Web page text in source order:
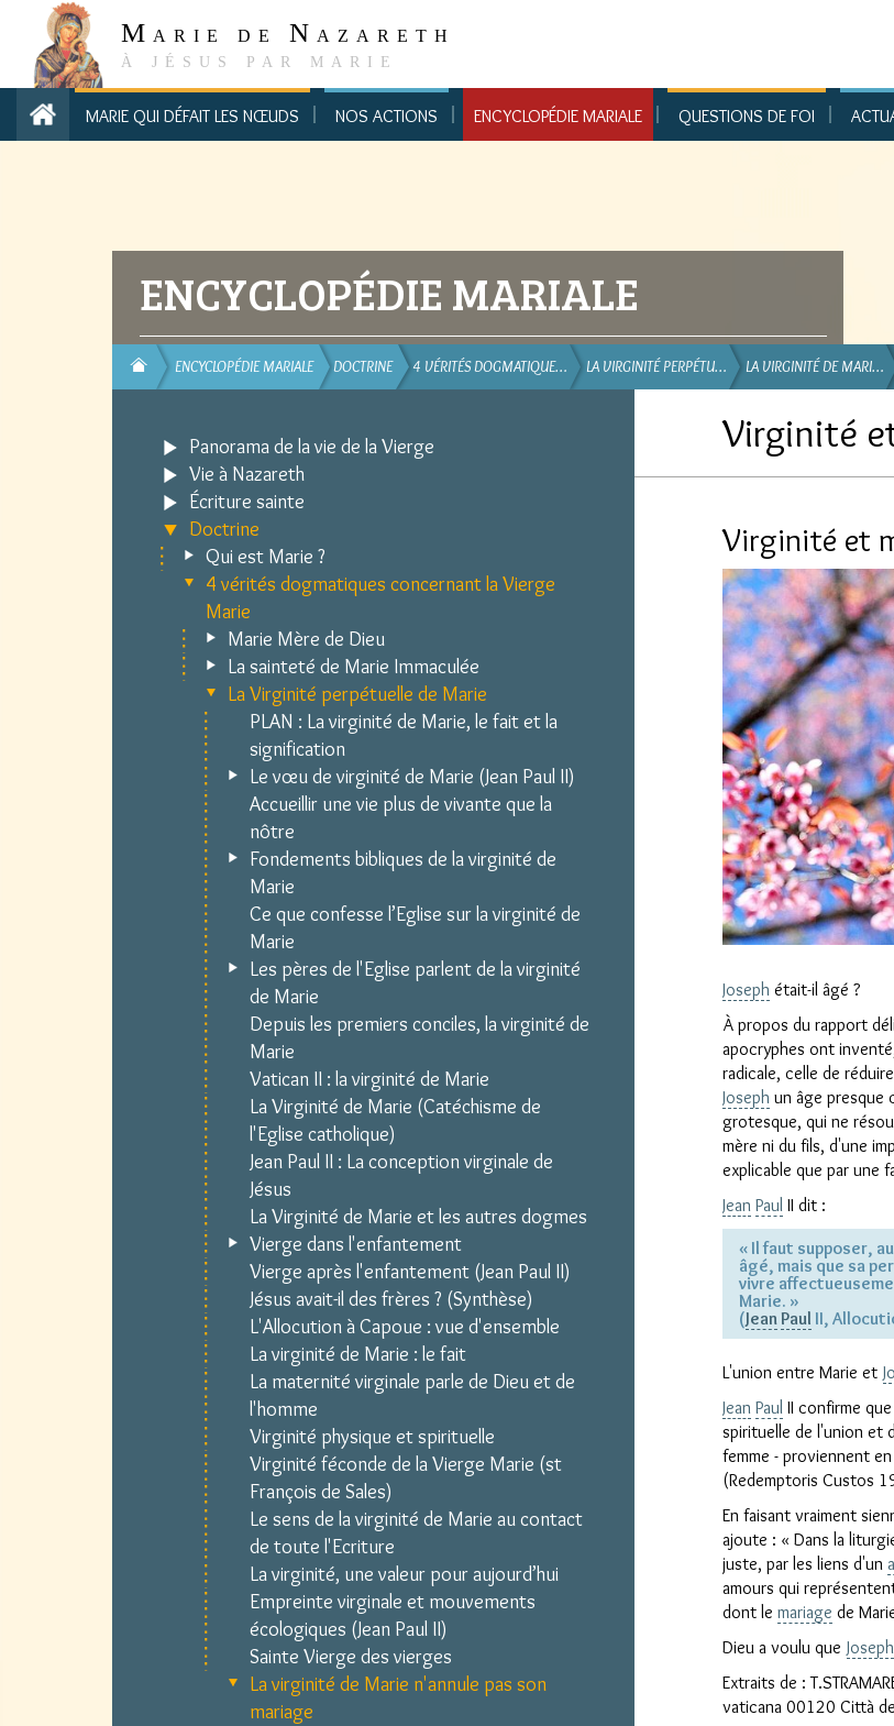
M ARIE DE N AZARETH
À JÉSUS PAR MARIE
MARIE QUI DÉFAIT LES NŒUDS NOS ACTIONS ENCYCLOPÉDIE MARIALE QUESTIONS DE FOI
ENCYCLOPÉDIE MARIALE
ENCYCLOPÉDIE MARIALE DOCTRINE 4 VÉRITÉS DOGMATIQUE… LA VIRGINITÉ PERPÉTU… LA VIRGINITÉ DE MARI…
Panorama de la vie de la Vierge
Vie à Nazareth
Écriture sainte
Doctrine
Qui est Marie ?
4 vérités dogmatiques concernant la Vierge
Marie
Marie Mère de Dieu
La sainteté de Marie Immaculée
La Virginité perpétuelle de Marie
PLAN : La virginité de Marie, le fait et la
signification
Le vœu de virginité de Marie (Jean Paul II)
Accueillir une vie plus de vivante que la
nôtre
Fondements bibliques de la virginité de
Marie
Ce que confesse l’Eglise sur la virginité de
Marie
Les pères de l'Eglise parlent de la virginité
de Marie
Depuis les premiers conciles, la virginité de
Marie
Vatican II : la virginité de Marie
La Virginité de Marie (Catéchisme de
l'Eglise catholique)
Jean Paul II : La conception virginale de
Jésus
La Virginité de Marie et les autres dogmes
Vierge dans l'enfantement
Vierge après l'enfantement (Jean Paul II)
Jésus avait-il des frères ? (Synthèse)
L'Allocution à Capoue : vue d'ensemble
La virginité de Marie : le fait
La maternité virginale parle de Dieu et de
l'homme
Virginité physique et spirituelle
Virginité féconde de la Vierge Marie (st
François de Sales)
Le sens de la virginité de Marie au contact
de toute l'Ecriture
La virginité, une valeur pour aujourd’hui
Empreinte virginale et mouvements
écologiques (Jean Paul II)
Sainte Vierge des vierges
La virginité de Marie n'annule pas son
mariage
Virginité
Virginité et
Joseph était-il âgé ?
À propos du rapport
apocryphes ont
radicale, celle de
Joseph un âge presque
grotesque, qui ne
mère ni du fils, d'une
explicable que par une
Jean Paul II dit :
« Il faut supposer,
âgé, mais que sa
vivre
Marie. »
(Jean Paul II,
L'union entre Marie et
Jean Paul II confirme
spirituelle de l'union et
femme - proviennent
(Redemptoris Custos
En faisant vraiment
ajoute : « Dans la
juste, par les liens d'un
amours qui
dont le mariage de
Dieu a voulu que Joseph
Extraits de :
vaticana 00120 Città